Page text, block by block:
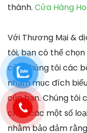
thành. Cửa Hàng
Với Thương Mại &
tôi, bạn có thể
của chúng tôi các
nhằm mục đích
của bạn. Chúng tôi
chọn các một số
nhằm bảo đảm